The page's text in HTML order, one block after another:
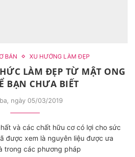
BẢN XU HƯỚNG LÀM ĐẸP
LÀM ĐẸP TỪ MẬT ONG
BẠN CHƯA BIẾT
ngày 05/03/2019
và các chất hữu cơ có lợi cho sức
được xem là nguyên liệu được ưa
trong các phương pháp